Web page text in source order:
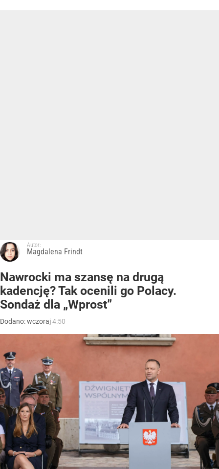
Autor:
Magdalena Frindt
Nawrocki ma szansę na drugą
kadencję? Tak ocenili go Polacy.
Sondaż dla „Wprost”
Dodano:wczoraj4:50